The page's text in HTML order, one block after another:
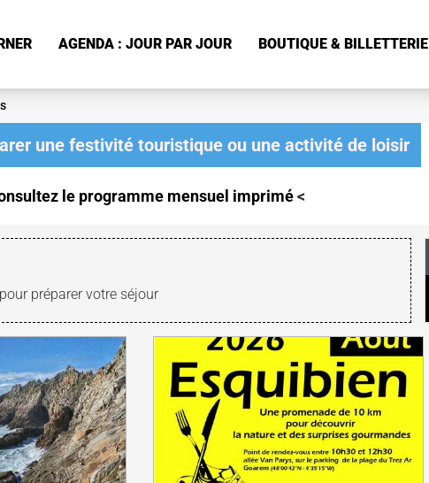
AGENDA : JOUR PAR JOUR BOUTIQUE & BILLETTERIE
une festivité touristique ou une activité de loisir
le programme mensuel imprimé<
préparer votre séjour